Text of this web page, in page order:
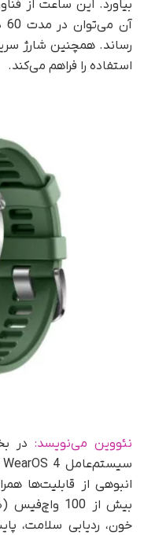
بیاورد. این ساعت از
استفاده را فراهم می‌کند.
نئووین می‌نویسد:
انبوهی از قابلیت‌ها
بیش از 100